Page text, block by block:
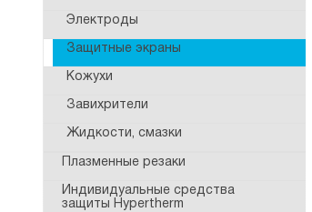
Электроды
Защитные экраны
Кожухи
Завихрители
Жидкости, смазки
Плазменные резаки
Индивидуальные средства
защиты Hypertherm